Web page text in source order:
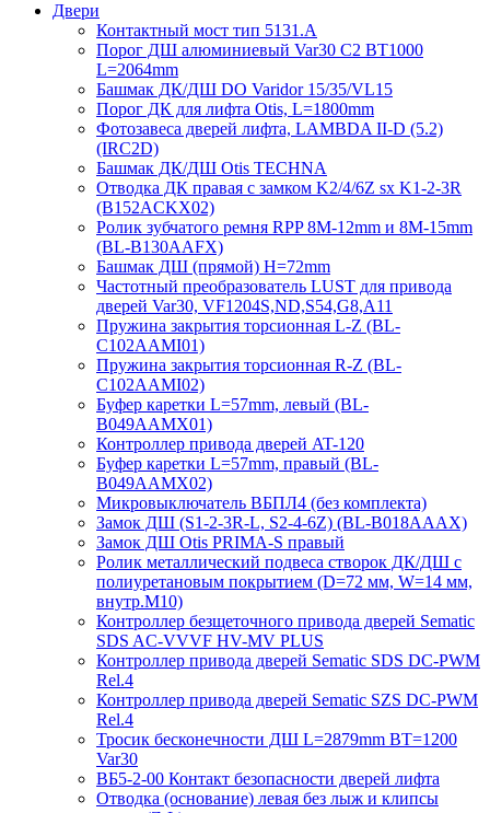
Двери
Контактный мост тип 5131.A
Порог ДШ алюминиевый Var30 C2 BT1000
L=2064mm
Башмак ДК/ДШ DO Varidor 15/35/VL15
Порог ДК для лифта Otis, L=1800mm
Фотозавеса дверей лифта, LAMBDA II-D (5.2)
(IRC2D)
Башмак ДК/ДШ Otis TECHNA
Отводка ДК правая с замком K2/4/6Z sx K1-2-3R
(B152ACKX02)
Ролик зубчатого ремня RPP 8M-12mm и 8M-15mm
(BL-B130AAFX)
Башмак ДШ (прямой) H=72mm
Частотный преобразователь LUST для привода
дверей Var30, VF1204S,ND,S54,G8,A11
Пружина закрытия торсионная L-Z (BL-
C102AAMI01)
Пружина закрытия торсионная R-Z (BL-
C102AAMI02)
Буфер каретки L=57mm, левый (BL-
B049AAMX01)
Контроллер привода дверей AT-120
Буфер каретки L=57mm, правый (BL-
B049AAMX02)
Микровыключатель ВБПЛ4 (без комплекта)
Замок ДШ (S1-2-3R-L, S2-4-6Z) (BL-B018AAAX)
Замок ДШ Otis PRIMA-S правый
Ролик металлический подвеса створок ДК/ДШ с
полиуретановым покрытием (D=72 мм, W=14 мм,
внутр.М10)
Контроллер безщеточного привода дверей Sematiс
SDS AC-VVVF HV-MV PLUS
Контроллер привода дверей Sematic SDS DC-PWM
Rel.4
Контроллер привода дверей Sematic SZS DC-PWM
Rel.4
Тросик бесконечности ДШ L=2879mm BT=1200
Var30
ВБ5-2-00 Контакт безопасности дверей лифта
Отводка (основание) левая без лыж и клипсы